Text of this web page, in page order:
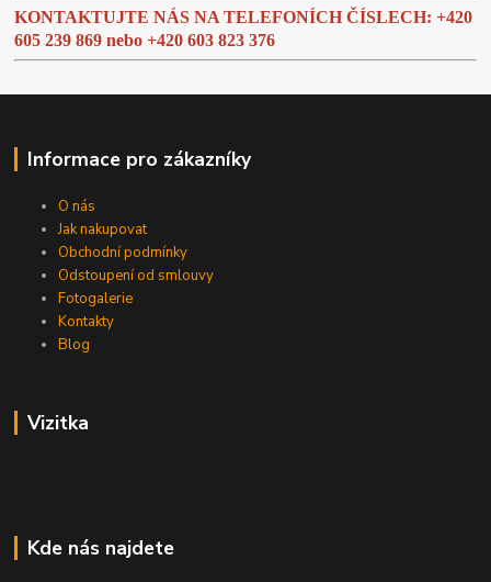
KONTAKTUJTE NÁS NA TELEFONÍCH ČÍSLECH: +420
605 239 869 nebo+420 603 823 376
Informace pro zákazníky
O nás
Jak nakupovat
Obchodní podmínky
Odstoupení od smlouvy
Fotogalerie
Kontakty
Blog
Vizitka
Kde nás najdete